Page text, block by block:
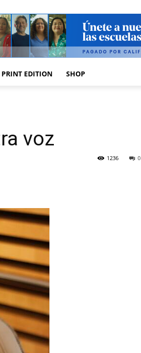
PRINT EDITION SHOP
voz
0
1236